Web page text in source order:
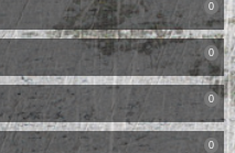
0
0
0
0